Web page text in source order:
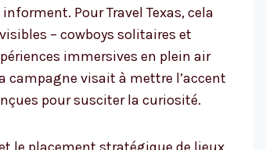
Pour Travel Texas, cela
– cowboys solitaires et
immersives en plein air
visait à mettre l’accent
pour susciter la curiosité.